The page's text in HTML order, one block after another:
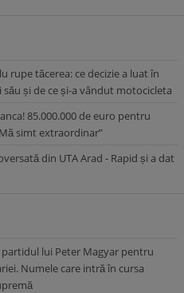
rupe tăcerea: ce decizie a luat în
și de ce și-a vândut motocicleta
85.000.000 de euro pentru
simt extraordinar”
din UTA Arad - Rapid și a dat
partidul lui Peter Magyar pentru
Numele care intră în cursa